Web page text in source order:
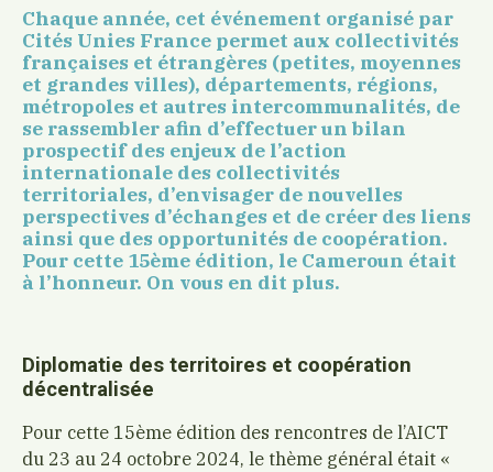
Chaque année, cet événement organisé par
Cités Unies France permet aux collectivités
françaises et étrangères (petites, moyennes
et grandes villes), départements, régions,
métropoles et autres intercommunalités, de
se rassembler afin d’effectuer un bilan
prospectif des enjeux de l’action
internationale des collectivités
territoriales, d’envisager de nouvelles
perspectives d’échanges et de créer des liens
ainsi que des opportunités de coopération.
Pour cette 15ème édition, le Cameroun était
à l’honneur. On vous en dit plus.
Diplomatie des territoires et coopération
décentralisée
Pour cette 15ème édition des rencontres de l’AICT
du 23 au 24 octobre 2024, le thème général était «